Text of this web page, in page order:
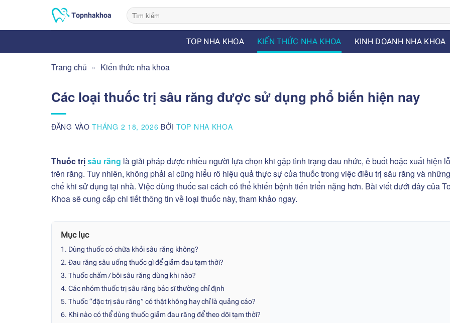
nội
TOP NHA KHOA KIẾN THỨC NHA KHOA KINH DOANH NHA KHOA
Trang chủ » Kiến thức nha khoa
Các loại thuốc trị sâu răng được sử dụng phổ biến hiện nay
ĐĂNG VÀOTHÁNG 2 18, 2026 BỞITOP NHA KHOA
Thuốc trịsâu răng là giải pháp được nhiều người lựa chọn khi gặp tình trạng đau nhức, ê buốt hoặc xuất hiện
trên răng. Tuy nhiên, không phải ai cũng hiểu rõ hiệu quả thực sự của thuốc trong việc điều trị sâu răng và
chế khi sử dụng tại nhà. Việc dùng thuốc sai cách có thể khiến bệnh tiến triển nặng hơn. Bài viết dưới đây của
Khoa sẽ cung cấp chi tiết thông tin về loại thuốc này, tham khảo ngay.
Mục lục
1. Dùng thuốc có chữa khỏi sâu răng không?
2. Đau răng sâu uống thuốc gì để giảm đau tạm thời?
3. Thuốc chấm / bôi sâu răng dùng khi nào?
4. Các nhóm thuốc trị sâu răng bác sĩ thường chỉ định
5. Thuốc “đặc trị sâu răng” có thật không hay chỉ là quảng cáo?
6. Khi nào có thể dùng thuốc giảm đau răng để theo dõi tạm thời?